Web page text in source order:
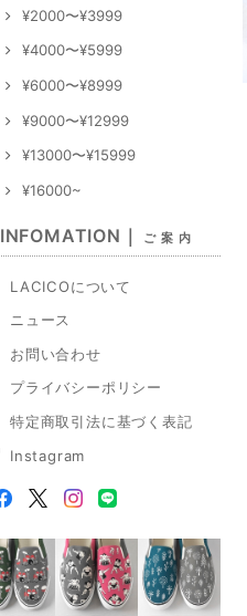
¥2000〜¥3999
¥4000〜¥5999
¥6000〜¥8999
¥9000〜¥12999
¥13000〜¥15999
¥16000~
INFOMATION｜ ご 案 内
LACICOについて
ニュース
お問い合わせ
プライバシーポリシー
特定商取引法に基づく表記
Instagram